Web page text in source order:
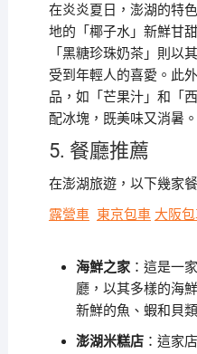
在炎炎夏日，澎湖的特
地的「椰子水」新鮮甘
「黑糖珍珠奶茶」則以
受到年輕人的喜愛。此
品，如「芒果汁」和「
配冰塊，既美味又消暑。
5. 餐廳推薦
在澎湖旅遊，以下幾家
露營車 東京包車 大阪
海鮮之家：這是一
廳，以其多樣的海
新鮮的魚、蝦和貝
澎湖米糕店：這家